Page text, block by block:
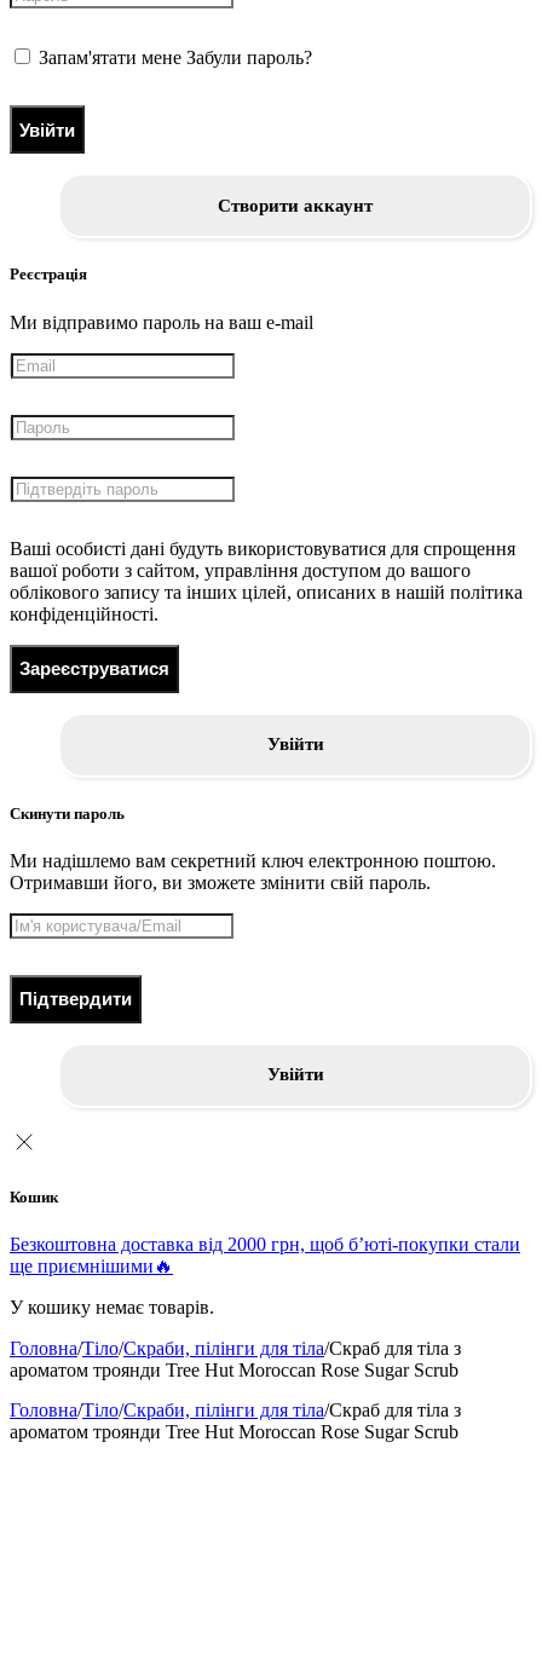
Запам'ятати мене Забули пароль?
Увійти
Створити аккаунт
Реєстрація
Ми відправимо пароль на ваш e-mail
Ваші особисті дані будуть використовуватися для спрощення
вашої роботи з сайтом, управління доступом до вашого
облікового запису та інших цілей, описаних в нашій політика
конфіденційності.
Зареєструватися
Увійти
Скинути пароль
Ми надішлемо вам секретний ключ електронною поштою.
Отримавши його, ви зможете змінити свій пароль.
Підтвердити
Увійти
Кошик
Безкоштовна доставка від 2000 грн, щоб б’юті-покупки стали
ще приємнішими🔥
У кошику немає товарів.
Головна/Тіло/Скраби, пілінги для тіла/Скраб для тіла з
ароматом троянди Tree Hut Moroccan Rose Sugar Scrub
Головна/Тіло/Скраби, пілінги для тіла/Скраб для тіла з
ароматом троянди Tree Hut Moroccan Rose Sugar Scrub